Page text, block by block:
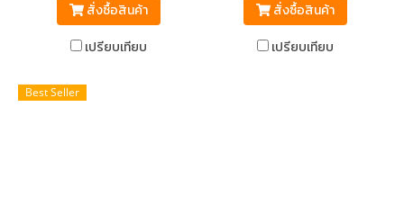
สั่งซื้อสินค้า
เปรียบเทียบ
สั่งซื้อสินค้า
เปรียบเทียบ
Best Seller